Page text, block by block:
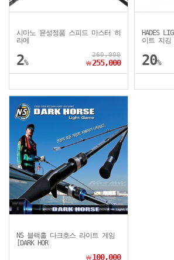
시마노 윤성정품 스피드 마스터 히
라메
2%
260,000
￦255,000
HADES
이트 지깅
20%
NS 블랙홀 다크호스 라이트 게임
[DARK HOR
￦100,000